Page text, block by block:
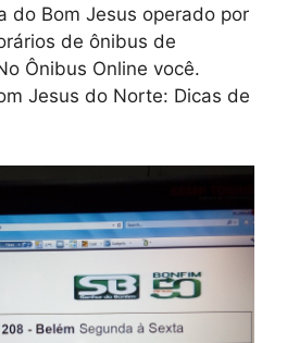
do Bom Jesus operado por
de ônibus de
Ônibus Online você.
Jesus do Norte: Dicas de